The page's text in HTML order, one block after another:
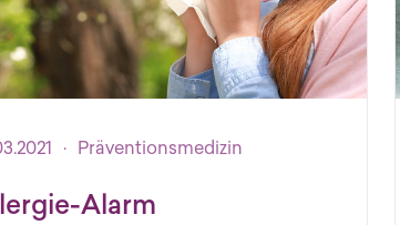
am 18.03.2021
· Präventionsmedizin
Alarm